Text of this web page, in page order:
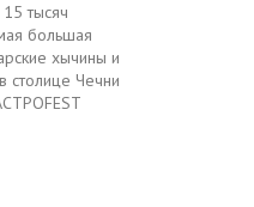
тысяч
большая
хычины и
столице Чечни